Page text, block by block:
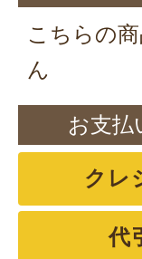
こちらの
ん
お支払
クレ
代